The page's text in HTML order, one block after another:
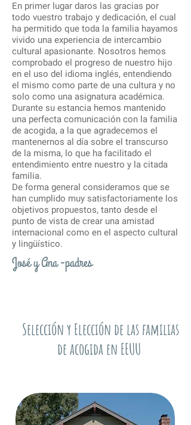
José y Ana -padres
En primer lugar daros las gracias por
todo vuestro trabajo y dedicación, el cual
ha permitido que toda la familia hayamos
vivido una experiencia de intercambio
cultural apasionante. Nosotros hemos
comprobado el progreso de nuestro hijo
en el uso del idioma inglés, entendiendo
el mismo como parte de una cultura y no
solo como una asignatura académica.
Durante su estancia hemos mantenido
una perfecta comunicación con la familia
de acogida, a la que agradecemos el
mantenernos al día sobre el transcurso
de la misma, lo que ha facilitado el
entendimiento entre nuestro y la citada
familia.
De forma general consideramos que se
han cumplido muy satisfactoriamente los
objetivos propuestos, tanto desde el
punto de vista de crear una amistad
internacional como en el aspecto cultural
y lingüístico.
Selección y Elección de las familias
de acogida en EEUU